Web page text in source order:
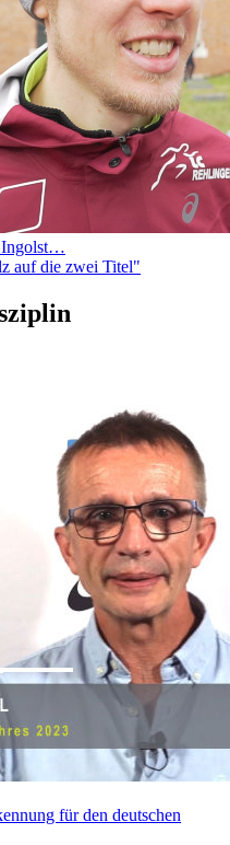
Ingolst…
auf die zwei Titel"
für den deutschen